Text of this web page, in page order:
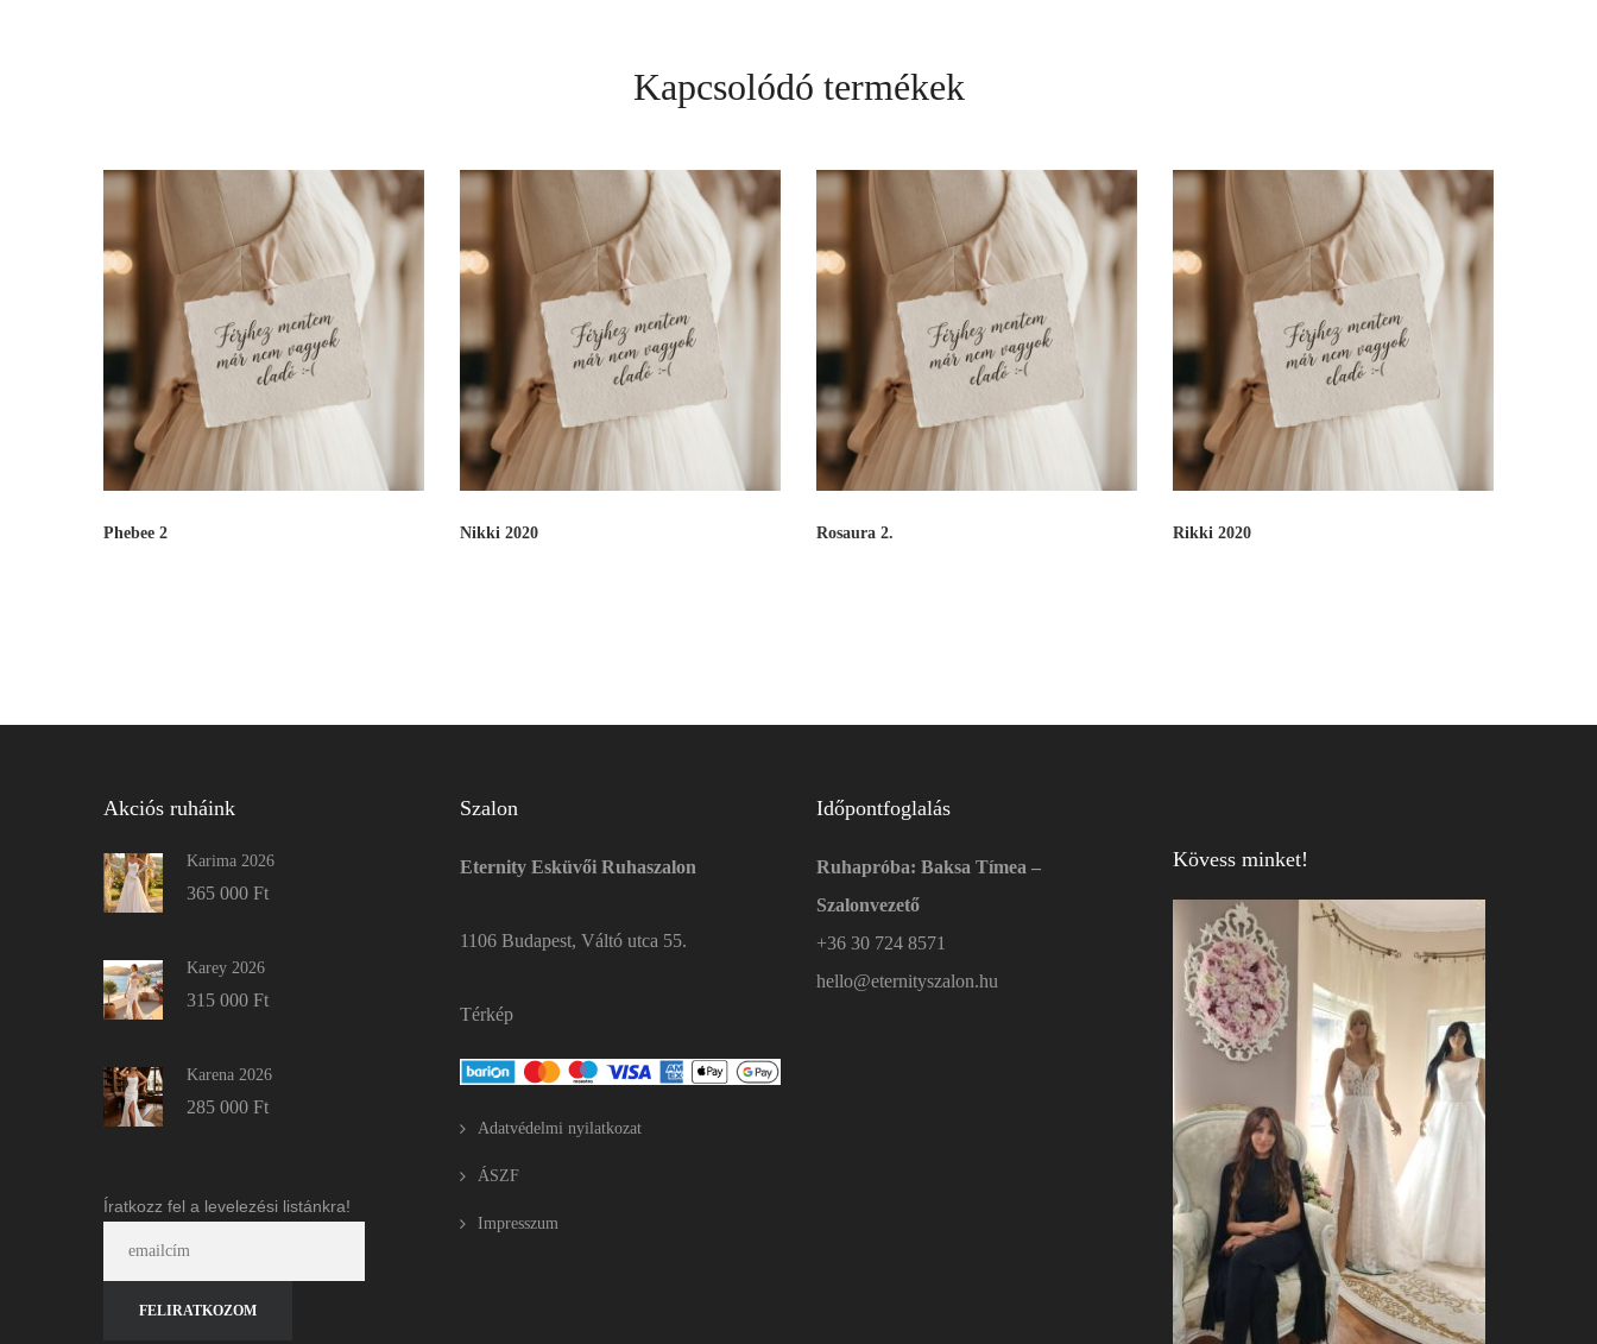
Kapcsolódó termékek
Phebee 2 Nikki 2020 Rosaura 2. Rikki 2020
Akciós ruháink
Karima 2026
365 000 Ft
Karey 2026
315 000 Ft
Karena 2026
285 000 Ft
Íratkozz fel a levelezési listánkra!
Szalon
Eternity Esküvői Ruhaszalon
1106 Budapest, Váltó utca 55.
Térkép
Adatvédelmi nyilatkozat
ÁSZF
Impresszum
Időpontfoglalás
Ruhapróba: Baksa Tímea –
Szalonvezető
+36 30 724 8571
hello@eternityszalon.hu
Kövess minket!